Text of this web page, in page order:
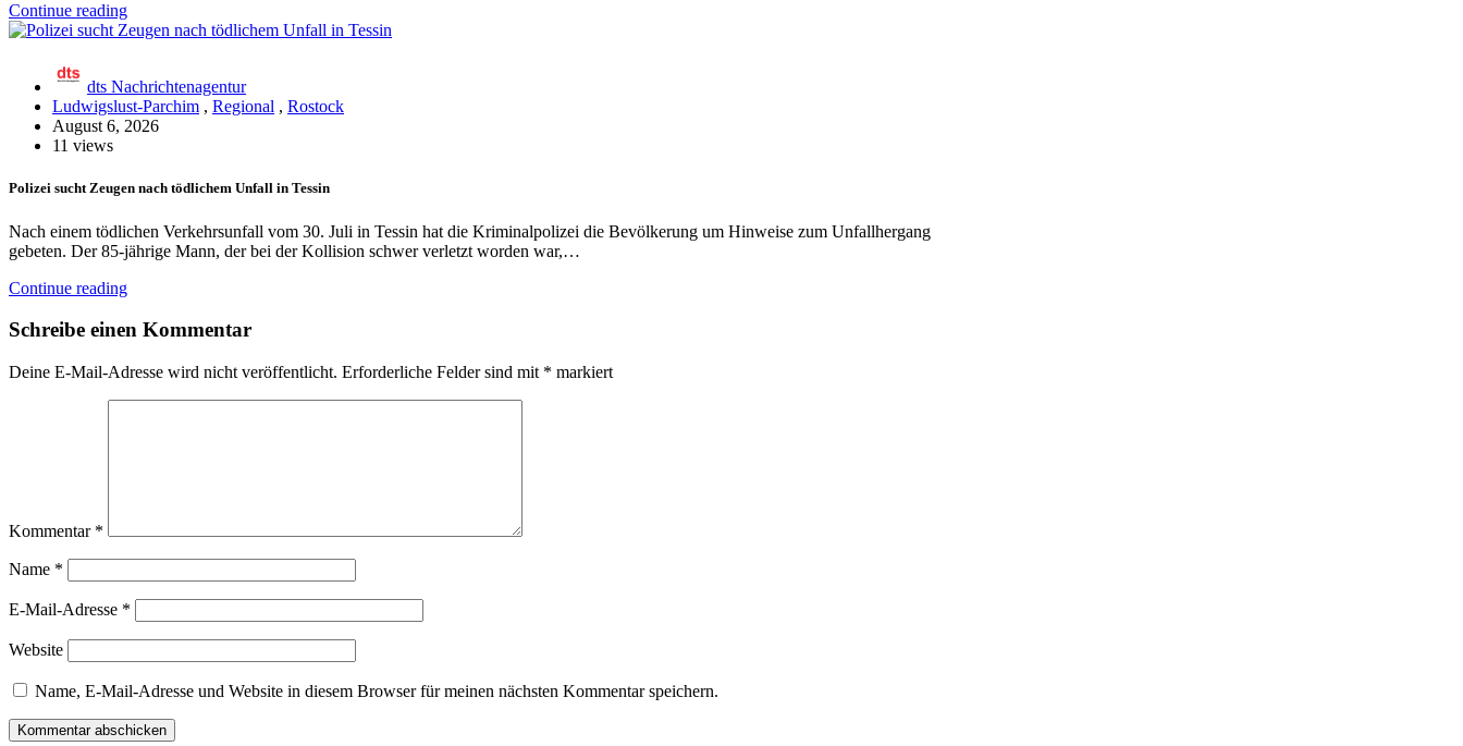
Continue reading
dts Nachrichtenagentur
Ludwigslust-Parchim , Regional , Rostock
August 6, 2026
11 views
Polizei sucht Zeugen nach tödlichem Unfall in Tessin
Nach einem tödlichen Verkehrsunfall vom 30. Juli in Tessin hat die Kriminalpolizei die Bevölkerung um Hinweise zum Unfallhergang
gebeten. Der 85-jährige Mann, der bei der Kollision schwer verletzt worden war,…
Continue reading
Schreibe einen Kommentar
Deine E-Mail-Adresse wird nicht veröffentlicht. Erforderliche Felder sind mit * markiert
Kommentar *
Name *
E-Mail-Adresse *
Website
Name, E-Mail-Adresse und Website in diesem Browser für meinen nächsten Kommentar speichern.